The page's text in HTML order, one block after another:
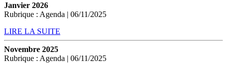
Janvier 2026
Rubrique : Agenda | 06/11/2025
LIRE LA SUITE
Novembre 2025
Rubrique : Agenda | 06/11/2025